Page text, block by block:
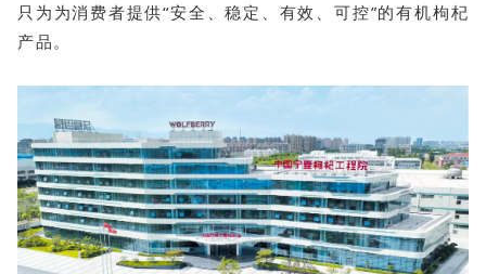
只为为消费者提供“安全、稳定、有效、可控”的有机枸杞
产品。